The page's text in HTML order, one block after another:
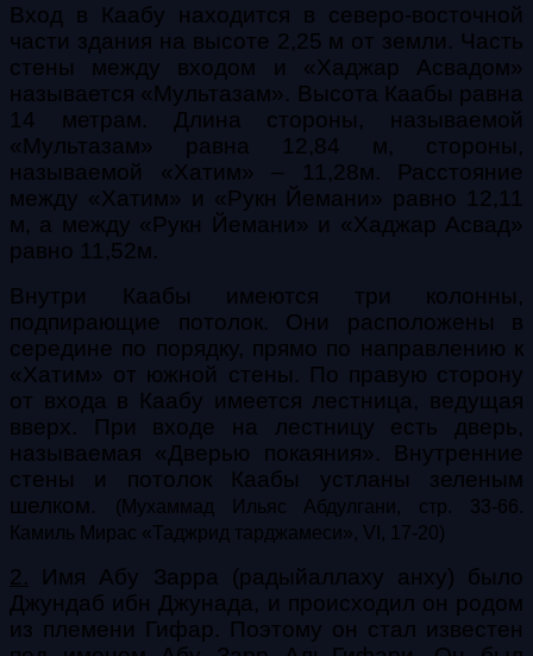
Вход в Каабу находится в северо-восточной
части здания на высоте 2,25 м от земли. Часть
стены между входом и «Хаджар Асвадом»
называется «Мультазам». Высота Каабы равна
14 метрам. Длина стороны, называемой
«Мультазам» равна 12,84 м, стороны,
называемой «Хатим» – 11,28м. Расстояние
между «Хатим» и «Рукн Йемани» равно 12,11
м, а между «Рукн Йемани» и «Хаджар Асвад»
равно 11,52м.
Внутри Каабы имеются три колонны,
подпирающие потолок. Они расположены в
середине по порядку, прямо по направлению к
«Хатим» от южной стены. По правую сторону
от входа в Каабу имеется лестница, ведущая
вверх. При входе на лестницу есть дверь,
называемая «Дверью покаяния». Внутренние
стены и потолок Каабы устланы зеленым
шелком.
(Мухаммад Ильяс Абдулгани, стр. 33-66.
Камиль Мирас «Таджрид тарджамеси», VI , 17-20)
2. Имя Абу Зарра (радыйаллаху анху) было
Джундаб ибн Джунада, и происходил он родом
из племени Гифар. Поэтому он стал известен